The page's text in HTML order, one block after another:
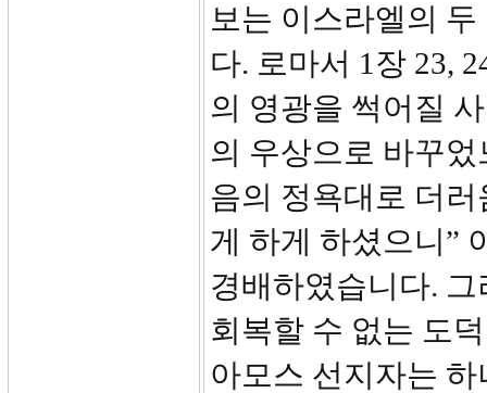
보는 이스라엘의
다. 로마서 1장 23,
의 영광을 썩어질
의 우상으로 바꾸
음의 정욕대로 더
게 하게 하셨으니”
경배하였습니다.
회복할 수 없는 도
아모스 선지자는